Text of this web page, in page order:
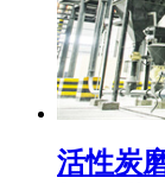
活性炭